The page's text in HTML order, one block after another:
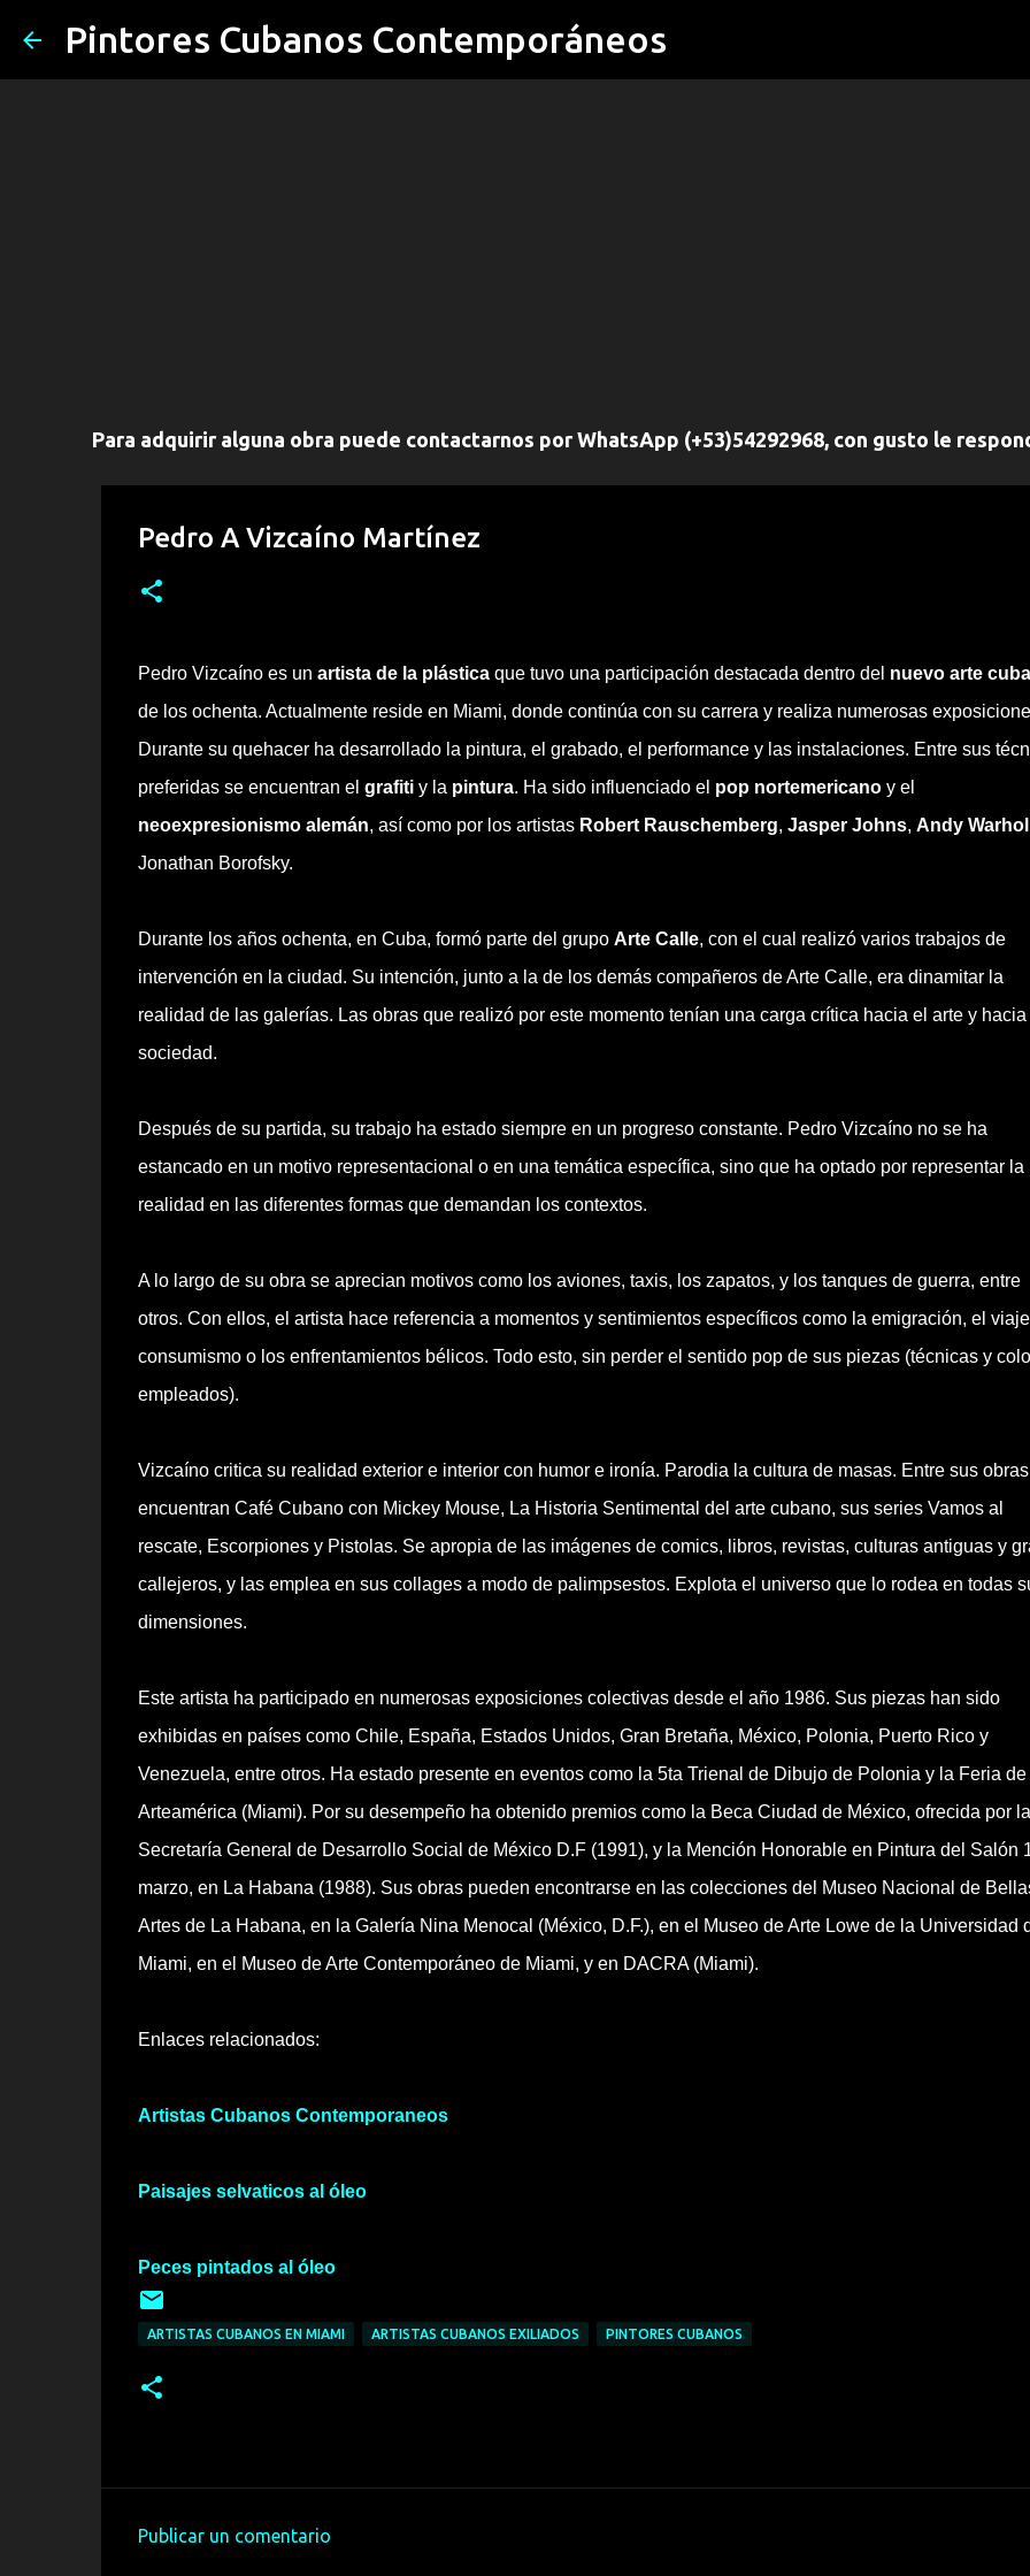
Pintores Cubanos Contemporáneos
Para adquirir alguna obra puede contactarnos por WhatsApp (+53)54292968, con gusto le
Pedro A Vizcaíno Martínez
Pedro Vizcaíno es un artista de la plásticaque tuvo una participación destacada dentro del nuevo arte
de los ochenta. Actualmente reside en Miami, donde continúa con su carrera y realiza numerosas
Durante su quehacer ha desarrollado la pintura, el grabado, el performance y las instalaciones. Entre sus
preferidas se encuentran el grafitiy la pintura. Ha sido influenciado el pop nortemericanoy el
neoexpresionismo alemán, así como por los artistas Robert Rauschemberg, Jasper Johns, Andy Warhol
Jonathan Borofsky.
Durante los años ochenta, en Cuba, formó parte del grupo Arte Calle, con el cual realizó varios trabajos de
intervención en la ciudad. Su intención, junto a la de los demás compañeros de Arte Calle, era dinamitar la
realidad de las galerías. Las obras que realizó por este momento tenían una carga crítica hacia el arte y hacia
sociedad.
Después de su partida, su trabajo ha estado siempre en un progreso constante. Pedro Vizcaíno no se ha
estancado en un motivo representacional o en una temática específica, sino que ha optado por representar la
realidad en las diferentes formas que demandan los contextos.
A lo largo de su obra se aprecian motivos como los aviones, taxis, los zapatos, y los tanques de guerra, entre
otros. Con ellos, el artista hace referencia a momentos y sentimientos específicos como la emigración, el
consumismo o los enfrentamientos bélicos. Todo esto, sin perder el sentido pop de sus piezas (técnicas y
empleados).
Vizcaíno critica su realidad exterior e interior con humor e ironía. Parodia la cultura de masas. Entre sus
encuentran Café Cubano con Mickey Mouse, La Historia Sentimental del arte cubano, sus series Vamos al
rescate, Escorpiones y Pistolas. Se apropia de las imágenes de comics, libros, revistas, culturas antiguas y
callejeros, y las emplea en sus collages a modo de palimpsestos. Explota el universo que lo rodea en todas
dimensiones.
Este artista ha participado en numerosas exposiciones colectivas desde el año 1986. Sus piezas han sido
exhibidas en países como Chile, España, Estados Unidos, Gran Bretaña, México, Polonia, Puerto Rico y
Venezuela, entre otros. Ha estado presente en eventos como la 5ta Trienal de Dibujo de Polonia y la Feria de
Arteamérica (Miami). Por su desempeño ha obtenido premios como la Beca Ciudad de México, ofrecida por la
Secretaría General de Desarrollo Social de México D.F (1991), y la Mención Honorable en Pintura del Salón
marzo, en La Habana (1988). Sus obras pueden encontrarse en las colecciones del Museo Nacional de
Artes de La Habana, en la Galería Nina Menocal (México, D.F.), en el Museo de Arte Lowe de la Universidad
Miami, en el Museo de Arte Contemporáneo de Miami, y en DACRA (Miami).
Enlaces relacionados:
Artistas Cubanos Contemporaneos
Paisajes selvaticos al óleo
Peces pintados al óleo
ARTISTAS CUBANOS EN MIAMI ARTISTAS CUBANOS EXILIADOS PINTORES CUBANOS
Publicar un comentario